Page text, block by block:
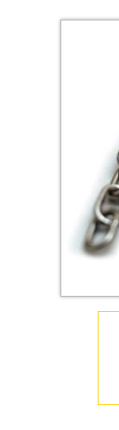
Заклепки
Крюки,
Крюки,
Оснастка